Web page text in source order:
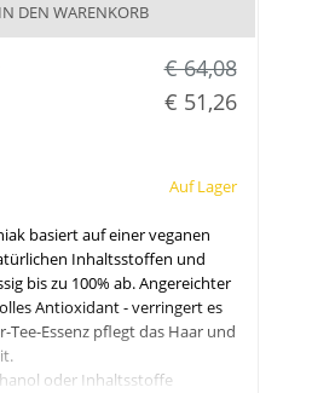
IN DEN WARENKORB
€ 64,08
€ 51,26
Auf Lager
basiert auf einer veganen
Inhaltsstoffen und
bis zu 100% ab. Angereichter
Antioxidant - verringert es
Essenz pflegt das Haar und
oder Inhaltsstoffe